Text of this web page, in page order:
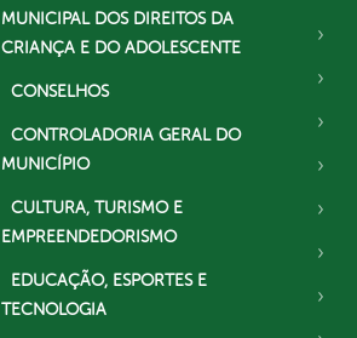
MUNICIPAL DOS DIREITOS DA
CRIANÇA E DO ADOLESCENTE
CONSELHOS
CONTROLADORIA GERAL DO
MUNICÍPIO
CULTURA, TURISMO E
EMPREENDEDORISMO
EDUCAÇÃO, ESPORTES E
TECNOLOGIA